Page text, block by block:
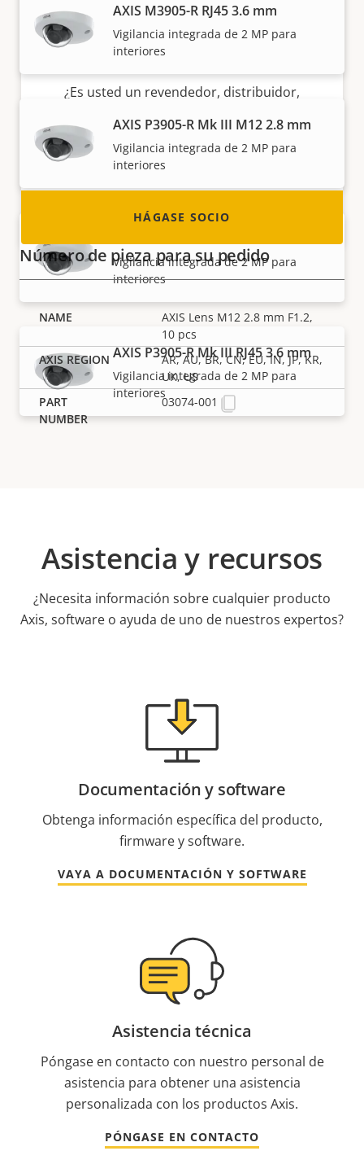
AXIS M3905-R RJ45 3.6 mm
Vigilancia integrada de 2 MP para
interiores
AXIS P3905-R Mk III M12 2.8 mm
Vigilancia integrada de 2 MP para
interiores
Vigilancia integrada de 2 MP para
interiores
AXIS P3905-R Mk III RJ45 3.6 mm
Vigilancia integrada de 2 MP para
interiores
Hágase socio
¿Es usted un revendedor, distribuidor,
socios en casi todos los países del mundo.
¡Descubra cómo convertirse en uno de ellos!
HÁGASE SOCIO
Número de pieza para su pedido
AXIS Lens M12 2.8 mm F1.2,
10 pcs
AR, AU, BR, CN, EU, IN, JP, KR,
UK, US
03074-001
Asistencia y recursos
¿Necesita información sobre cualquier producto
Axis, software o ayuda de uno de nuestros expertos?
Documentación y software
Obtenga información específica del producto,
firmware y software.
VAYA A DOCUMENTACIÓN Y SOFTWARE
Asistencia técnica
Póngase en contacto con nuestro personal de
asistencia para obtener una asistencia
personalizada con los productos Axis.
PÓNGASE EN CONTACTO